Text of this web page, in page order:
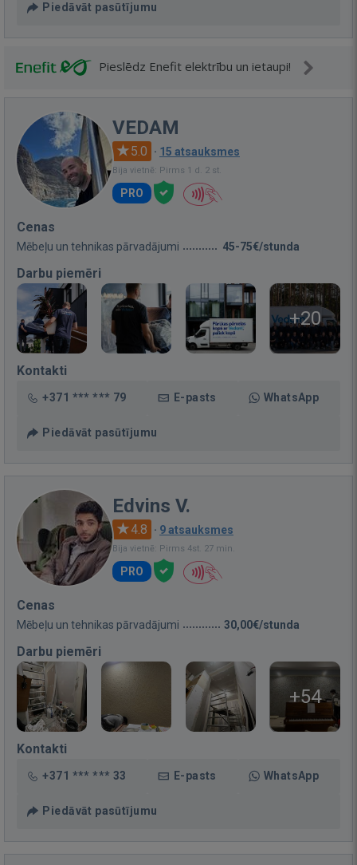
Piedāvāt pasūtījumu
Pieslēdz Enefit elektrību un ietaupi!
VEDAM
5.0 · 15 atsauksmes
Bija vietnē: Pirms 1 d. 2 st.
PRO
Cenas
Mēbeļu un tehnikas pārvadājumi 45-75€/stunda
Darbu piemēri
+20
Kontakti
+371 *** *** 79 E-pasts WhatsApp
Piedāvāt pasūtījumu
Edvins V.
4.8 · 9 atsauksmes
Bija vietnē: Pirms 4st. 27 min.
PRO
Cenas
Mēbeļu un tehnikas pārvadājumi 30,00€/stunda
Darbu piemēri
+54
Kontakti
+371 *** *** 33 E-pasts WhatsApp
Piedāvāt pasūtījumu